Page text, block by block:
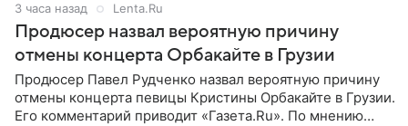
3 часа назад Lenta.Ru
Продюсер назвал вероятную причину
отмены концерта Орбакайте в Грузии
Продюсер Павел Рудченко назвал вероятную причину
отмены концерта певицы Кристины Орбакайте в Грузии.
Его комментарий приводит «Газета.Ru». По мнению